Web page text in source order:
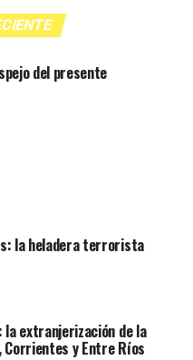
del presente
la heladera terrorista
la extranjerización de la
y Entre Ríos